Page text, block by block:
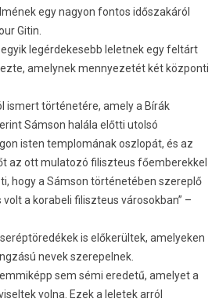
egy nagyon fon­tos időszakáról
Gitin.
legér­dekesebb lelet­nek egy feltárt
amelynek men­nyezetét két köz­ponti
is­mert történetére, amely a Bírák
Sámson halála előtti utolsó
isten templomának oszlopát, és az
az ott mulatozó filiszteus főem­berek­kel
hogy a Sámson történetében szereplő
a korabeli filiszteus városok­ban” –
is előkerültek, amelyek­en
nevek szerepel­nek.
sem sémi eredetű, amelyet a
volna. Ezek a leletek arról